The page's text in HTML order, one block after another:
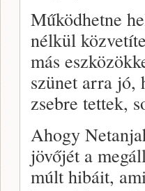
Működhetne
nélkül
más
szünet arra jó,
zsebre tettek,
Ahogy
jövőjét a
múlt hibáit,